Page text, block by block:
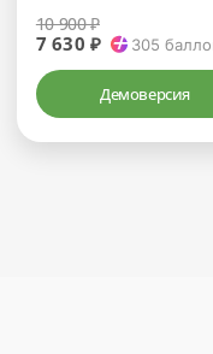
10 900 ₽
7 630 ₽ 305
Демоверсия